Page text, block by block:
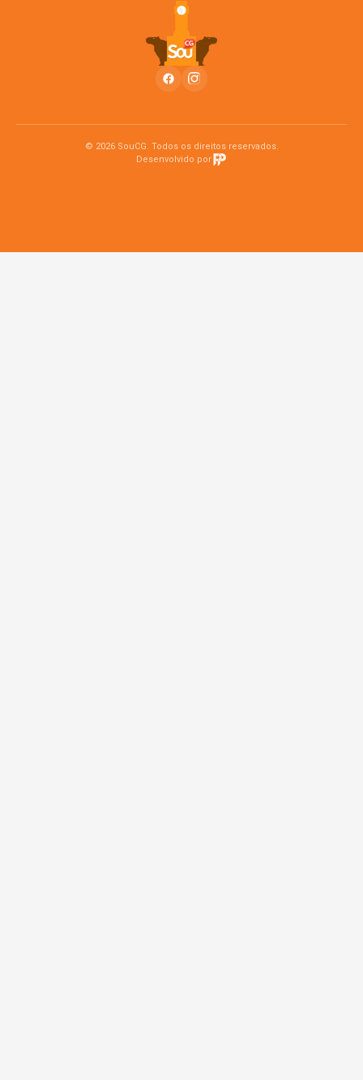
© 2026 SouCG. Todos os direitos reservados.
Desenvolvido por